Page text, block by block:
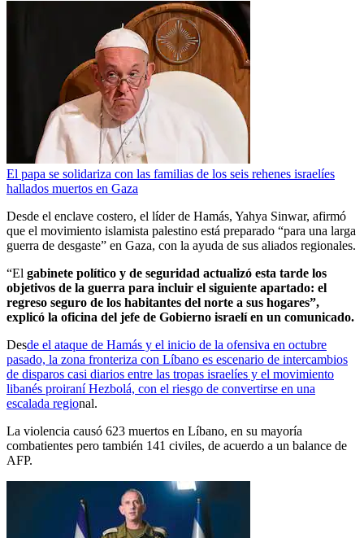
El papa se solidariza con las familias de los seis rehenes israelíes
hallados muertos en Gaza
Desde el enclave costero, el líder de Hamás, Yahya Sinwar, afirmó
que el movimiento islamista palestino está preparado “para una larga
guerra de desgaste” en Gaza, con la ayuda de sus aliados regionales.
“El gabinete político y de seguridad actualizó esta tarde los
objetivos de la guerra para incluir el siguiente apartado: el
regreso seguro de los habitantes del norte a sus hogares”,
explicó la oficina del jefe de Gobierno israelí en un comunicado.
Desde el ataque de Hamás y el inicio de la ofensiva en octubre
pasado, la zona fronteriza con Líbano es escenario de intercambios
de disparos casi diarios entre las tropas israelíes y el movimiento
libanés proiraní Hezbolá, con el riesgo de convertirse en una
escalada regional.
La violencia causó 623 muertos en Líbano, en su mayoría
combatientes pero también 141 civiles, de acuerdo a un balance de
AFP.